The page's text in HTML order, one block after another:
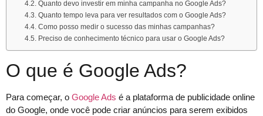
Quanto devo investir em minha campanha no Google Ads?
Quanto tempo leva para ver resultados com o Google Ads?
Como posso medir o sucesso das minhas campanhas?
Preciso de conhecimento técnico para usar o Google Ads?
O que é Google Ads?
Para começar, o Google Ads é a plataforma de publicidade online
do Google, onde você pode criar anúncios para serem exibidos